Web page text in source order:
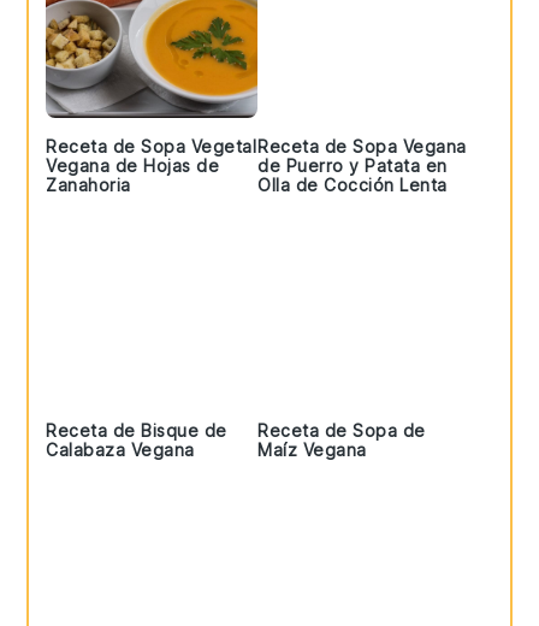
Receta de Sopa Vegetal
Vegana de Hojas de
Zanahoria
Receta de Sopa Vegana
de Puerro y Patata en
Olla de Cocción Lenta
Receta de Bisque de
Calabaza Vegana
Receta de Sopa de
Maíz Vegana